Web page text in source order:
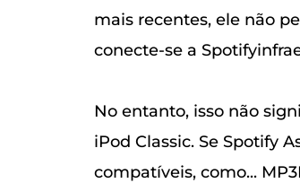
mais recentes, ele não
conecte-se a
No entanto, isso não
iPod Classic. Se Spotify
compatíveis, como...